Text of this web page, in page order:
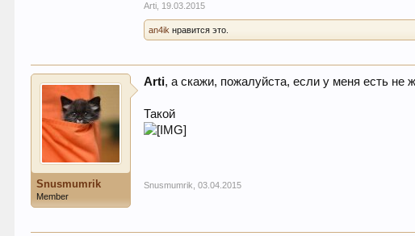
Arti 19.03.2015
an4ik нравится это.
Snusmumrik
Member
Arti, а скажи, пожалуйста, если у меня есть не
Такой
Snusmumrik
03.04.2015